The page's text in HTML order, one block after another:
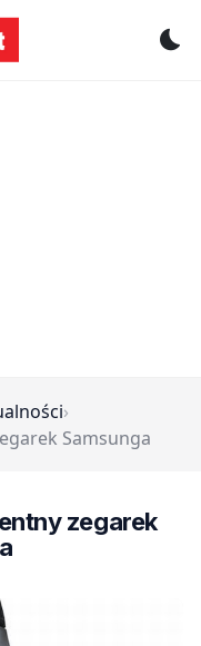
›
Samsunga
zegarek